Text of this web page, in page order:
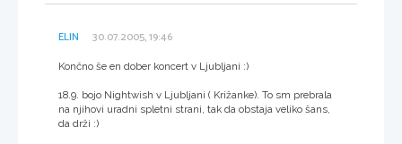
ELIN 30.07.2005, 19:46
Končno še en dober koncert v Ljubljani :)
18.9. bojo Nightwish v Ljubljani ( Križanke). To sm prebrala
na njihovi uradni spletni strani, tak da obstaja veliko šans,
da drži :)